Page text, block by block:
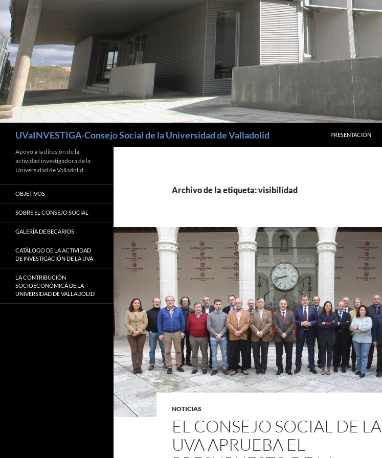
UVaINVESTIGA-Consejo Social de la Universidad de Valladolid
PRESENTACIÓN
Archivo de la etiqueta: visibilidad
NOTICIAS
EL CONSEJO SOCIAL DE LA
UVA APRUEBA EL
Apoyo a la difusión de la
actividad investigadora de la
Universidad de Valladolid
OBJETIVOS
SOBRE EL CONSEJO SOCIAL
GALERÍA DE BECARIOS
CATÁLOGO DE LA ACTIVIDAD
DE INVESTIGACIÓN DE LA UVA
LA CONTRIBUCIÓN
SOCIOECONÓMICA DE LA
UNIVERSIDAD DE VALLADOLID